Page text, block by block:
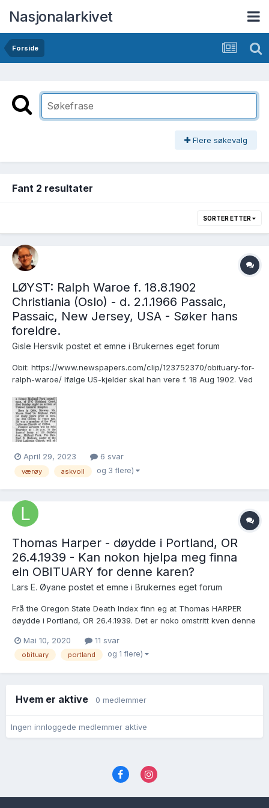
Nasjonalarkivet
Forside
Flere søkevalg
Fant 2 resultater
SORTER ETTER
LØYST: Ralph Waroe f. 18.8.1902
Christiania (Oslo) - d. 2.1.1966 Passaic,
Passaic, New Jersey, USA - Søker hans
foreldre.
Gisle Hersvik postet et emne i Brukernes eget forum
Obit: https://www.newspapers.com/clip/123752370/obituary-for-
ralph-waroe/ Ifølge US-kjelder skal han vere f. 18 Aug 1902. Ved
Waroe. Person in US: Wilhelm C Westby Kven er foreldra hans?
Dåpsinn...
April 29, 2023 6 svar
værøy askvoll og 3 flere)
Thomas Harper - døydde i Portland, OR
26.4.1939 - Kan nokon hjelpa meg finna
ein OBITUARY for denne karen?
Lars E. Øyane postet et emne i Brukernes eget forum
Frå the Oregon State Death Index finn eg at Thomas HARPER
døydde i Portland, OR 26.4.1939. Det er noko omstritt kven denne
Det vert oppgjeve ved dødsfallet at kona heitte Gladis! Eg leiter
etter ein Thomas...
Mai 10, 2020 11 svar
obituary portland og 1 flere)
Hvem er aktive 0 medlemmer
Ingen innloggede medlemmer aktive